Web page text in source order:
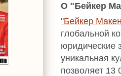
О "Бейкер
"Бейкер
глобальной
юридические
уникальная
позволяет